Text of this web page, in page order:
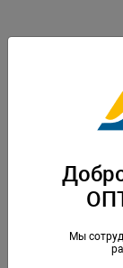
при добыче
Подробная
Мы